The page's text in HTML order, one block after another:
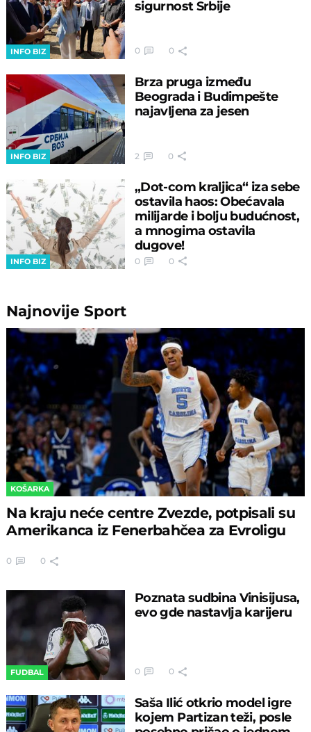
INFO BIZ
sigurnost Srbije
0 0
INFO BIZ
Brza pruga između
Beograda i Budimpešte
najavljena za jesen
2 0
INFO BIZ
„Dot-com kraljica“ iza sebe
ostavila haos: Obećavala
milijarde i bolju budućnost,
a mnogima ostavila
dugove!
0 0
NajnovijeSport
KOŠARKA
Na kraju neće centre Zvezde, potpisali su
Amerikanca iz Fenerbahčea za Evroligu
0 0
FUDBAL
Poznata sudbina Vinisijusa,
evo gde nastavlja karijeru
0 0
Saša Ilić otkrio model igre
kojem Partizan teži, posle